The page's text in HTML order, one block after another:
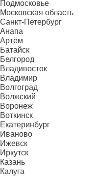
Подмосковье
Московская область
Санкт-Петербург
Анапа
Артём
Батайск
Белгород
Владивосток
Владимир
Волгоград
Волжский
Воронеж
Воткинск
Екатеринбург
Иваново
Ижевск
Иркутск
Казань
Калуга